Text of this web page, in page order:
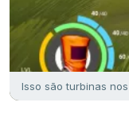
Isso são turbinas